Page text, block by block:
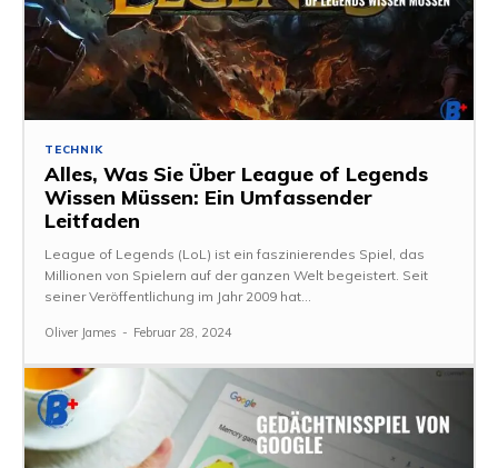
TECHNIK
Alles, Was Sie Über League of Legends
Wissen Müssen: Ein Umfassender
Leitfaden
League of Legends (LoL) ist ein faszinierendes Spiel, das
Millionen von Spielern auf der ganzen Welt begeistert. Seit
seiner Veröffentlichung im Jahr 2009 hat...
Oliver James - Februar 28, 2024